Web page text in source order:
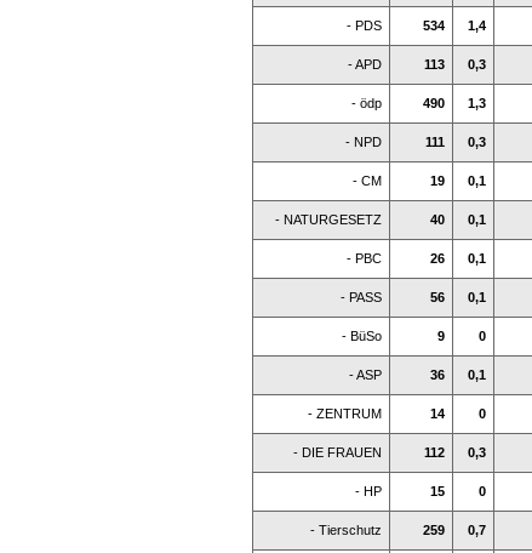
- PDS 534 1,4
- APD 113 0,3
- ödp 490 1,3
- NPD 111 0,3
- CM 19 0,1
- NATURGESETZ 40 0,1
- PBC 26 0,1
- PASS 56 0,1
- BüSo 9 0
- ASP 36 0,1
- ZENTRUM 14 0
- DIE FRAUEN 112 0,3
- HP 15 0
- Tierschutz 259 0,7